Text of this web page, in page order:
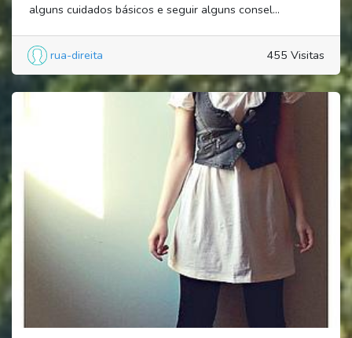
alguns cuidados básicos e seguir alguns consel...
rua-direita 455 Visitas